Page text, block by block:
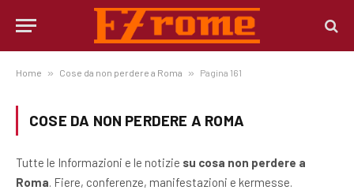
Home » Cose da non perdere a Roma » Pagina 161
COSE DA NON PERDERE A ROMA
Tutte le Informazioni e le notizie su cosa non perdere a
Roma. Fiere, conferenze, manifestazioni e kermesse.